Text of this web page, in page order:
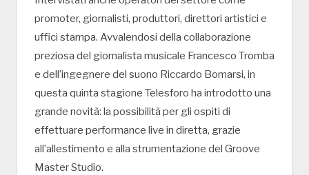
promoter, giornalisti, produttori, direttori artistici e
uffici stampa. Avvalendosi della collaborazione
preziosa del giornalista musicale Francesco Tromba
e dell’ingegnere del suono Riccardo Bomarsi, in
questa quinta stagione Telesforo ha introdotto una
grande novità: la possibilità per gli ospiti di
effettuare performance live in diretta, grazie
all’allestimento e alla strumentazione del Groove
Master Studio.